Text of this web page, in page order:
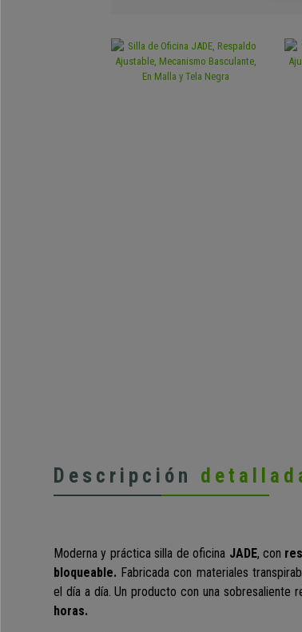
Descripción
Moderna y práctica silla de oficina JADE, con
bloqueable. Fabricada con materiales
el día a día. Un producto con una sobresaliente
horas.